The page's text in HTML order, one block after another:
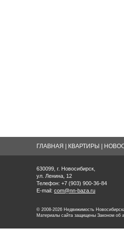
ГЛАВНАЯ КВАРТИРЫ
630099, г. Новосибирск,
ул. Ленина, 12
Телефон: +7 (903) 900-36-84
E-mail: com@nn-baza.ru
© 2008-2026 Недвижимость
Материалы сайта защищены Законом об